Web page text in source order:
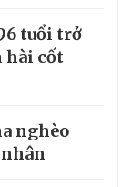
tuổi trở
hài cốt
nghèo